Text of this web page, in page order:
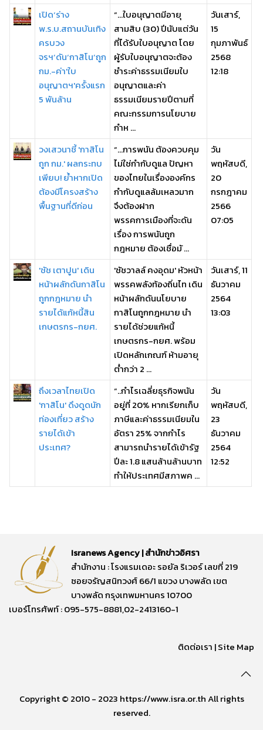
เปิด‘ร่าง
พ.ร.บ.สถานบันเทิง
ครบวง
จรฯ’ดัน‘กาสิโน’ถูก
กม.-ค่า'ใบ
อนุญาตฯ'ครั้งแรก
5 พันล้าน
“…ใบอนุญาตมีอายุ
สามสิบ (30) ปีนับแต่วัน
ที่ได้รับใบอนุญาต โดย
ผู้รับใบอนุญาตจะต้อง
ชำระค่าธรรมเนียมใบ
อนุญาตและค่า
ธรรมเนียมรายปีตามที่
คณะกรรมการนโยบาย
กำห ...
วันเสาร์,
15
กุมภาพันธ์
2568
12:18
วงเสวนาชี้ 'กาสิโน
ถูก กม.' ผลกระทบ
เพียบ! ย้ำหากเปิด
ต้องมีโครงสร้าง
พื้นฐานที่ดีก่อน
“...การพนัน ต้องควบคุม
ไม่ใช่กำกับดูแล ปัญหา
ของไทยในเรื่ององค์กร
กำกับดูแลล้มเหลวมาก
จึงต้องฝาก
พรรคการเมืองที่จะดัน
เรื่อง การพนันถูก
กฎหมาย ต้องเชื่อมั ...
วัน
พฤหัสบดี,
20
กรกฎาคม
2566
07:05
'ชัช เตาปูน' เดิน
หน้าผลักดันกาสิโน
ถูกกฎหมาย นำ
รายได้แก้หนี้สิน
เกษตรกร-กยศ.
'ชัชวาลล์ คงอุดม' หัวหน้า
พรรคพลังท้องถิ่นไท เดิน
หน้าผลักดันนโยบาย
กาสิโนถูกกฎหมาย นำ
รายได้ช่วยแก้หนี้
เกษตรกร-กยศ. พร้อม
เปิดหลักเกณฑ์ ห้ามอายุ
ต่ำกว่า 2 ...
วันเสาร์, 11
ธันวาคม
2564
13:03
ถึงเวลาไทยเปิด
'กาสิโน' ดึงดูดนัก
ท่องเที่ยว สร้าง
รายได้เข้า
ประเทศ?
“..กำไรเฉลี่ยธุรกิจพนัน
อยู่ที่ 20% หากเรียกเก็บ
ภาษีและค่าธรรมเนียมใน
อัตรา 25% จากกำไร
สามารถนำรายได้เข้ารัฐ
ปีละ 1.8 แสนล้านล้านบาท
ทำให้ประเทศมีสภาพค ...
วัน
พฤหัสบดี,
23
ธันวาคม
2564
12:52
Isranews Agency | สำนักข่าวอิศรา
สำนักงาน : โรงแรมเดอะ รอยัล ริเวอร์ เลขที่ 219
ซอยจรัญสนิทวงศ์ 66/1 แขวง บางพลัด เขต
บางพลัด กรุงเทพมหานคร 10700
เบอร์โทรศัพท์ : 095-575-8881,02-2413160-1
ติดต่อเรา |Site Map
Copyright © 2010 - 2023 https://www.isra.or.th All rights
reserved.